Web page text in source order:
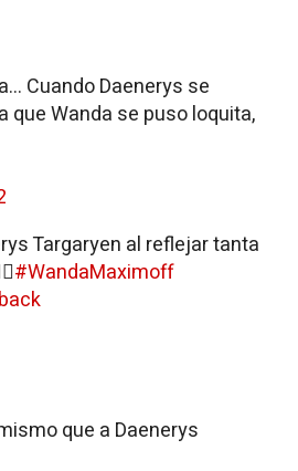
Cuando Daenerys se
que Wanda se puso loquita,
Targaryen al reflejar tanta
#WandaMaximoff
que a Daenerys